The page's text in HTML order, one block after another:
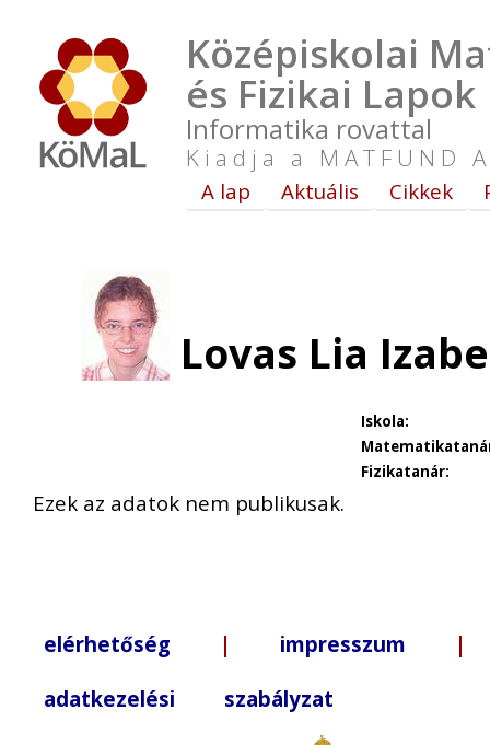
Középiskolai
és Fizikai Lapok
Informatika rovattal
Kiadja a MATFUND
A lap Aktuális Cikkek
Lovas Lia
Iskola:
Fizikatanár:
Ezek az adatok nem publikusak.
elérhetőség | impresszum |
adatkezelési szabályzat